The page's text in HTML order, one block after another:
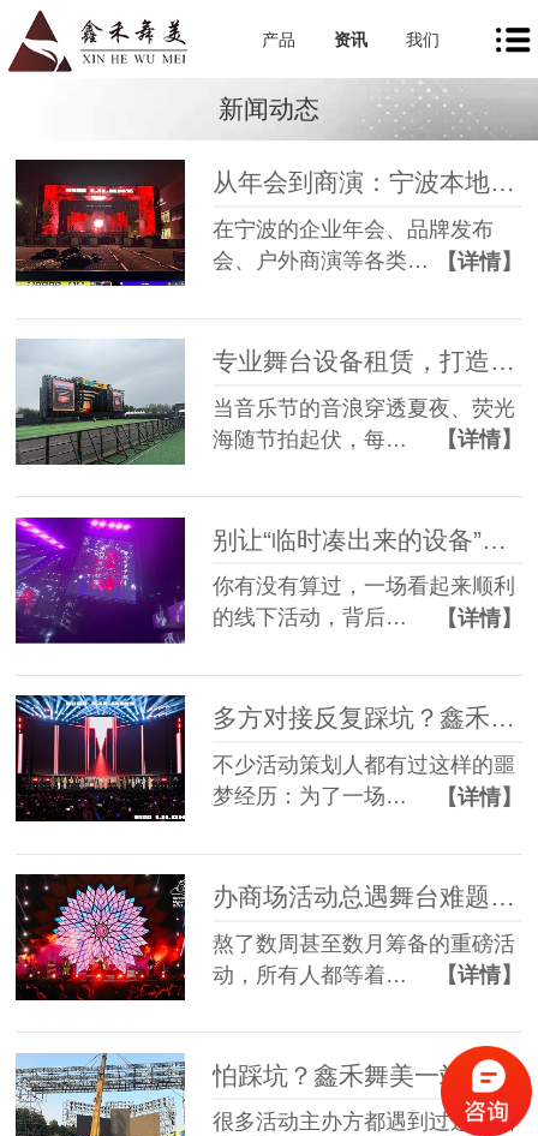
产品 资讯 我们
新闻动态
从年会到商演：宁波本地舞美租赁如何让每一场活动都出彩
在宁波的企业年会、品牌发布
会、户外商演等各类…
【详情】
专业舞台设备租赁，打造沉浸式音乐节现场
当音乐节的音浪穿透夏夜、荧光
海随节拍起伏，每…
【详情】
你有没有算过，一场看起来顺利
的线下活动，背后…
【详情】
多方对接反复踩坑？鑫禾舞美一站式舞美服务让你少走90%弯路
不少活动策划人都有过这样的噩
梦经历：为了一场…
【详情】
办商场活动总遇舞台难题？鑫禾舞美一站式帮你解决
熬了数周甚至数月筹备的重磅活
动，所有人都等着…
【详情】
怕踩坑？鑫禾舞美一站式租赁搭建帮你省一半心
很多活动主办方都遇到过这些糟